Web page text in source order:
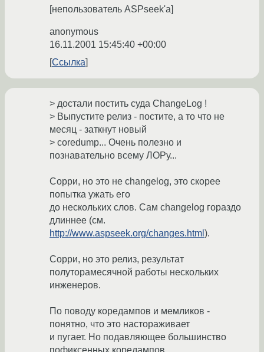
[непользователь ASPseek'a]
anonymous
16.11.2001 15:45:40 +00:00
Ссылка
> достали постить суда ChangeLog !
> Выпустите релиз - постите, а то что не
месяц - заткнут новый
> coredump... Очень полезно и
познавательно всему ЛОРу...
Сорри, но это не changelog, это скорее
попытка ужать его
до нескольких слов. Сам changelog гораздо
длиннее (см.
http://www.aspseek.org/changes.html ).
Сорри, но это релиз, результат
полуторамесячной работы нескольких
инженеров.
По поводу коредампов и мемликов -
понятно, что это настораживает
и пугает. Но подавляющее большинство